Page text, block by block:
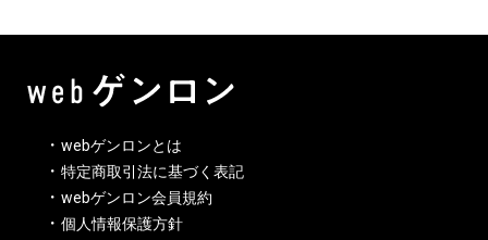
webゲンロンとは
特定商取引法に基づく表記
webゲンロン会員規約
個人情報保護方針